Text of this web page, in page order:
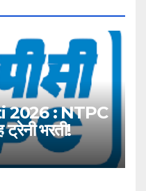
2026 : NTPC
ट्रेनी भरती!